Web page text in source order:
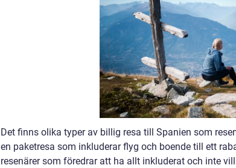
Det finns olika typer av billig resa till Spanien som
en paketresa som inkluderar flyg och boende till ett
resenärer som föredrar att ha allt inkluderat och inte